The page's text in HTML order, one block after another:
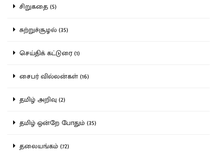
சிறுகதை (5)
சுற்றுச்சூழல் (35)
செய்திக் கட்டுரை (1)
சைபர் வில்லன்கள் (16)
தமிழ் அறிவு (2)
தமிழ் ஒன்றே போதும் (35)
தலையங்கம் (72)